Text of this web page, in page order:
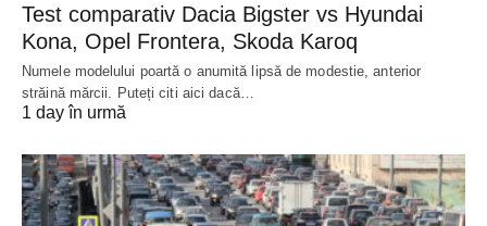
Test comparativ Dacia Bigster vs Hyundai
Kona, Opel Frontera, Skoda Karoq
Numele modelului poartă o anumită lipsă de modestie, anterior
străină mărcii. Puteți citi aici dacă…
1 day în urmă